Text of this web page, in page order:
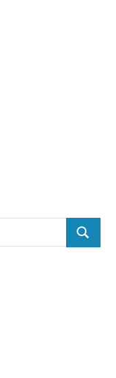
SUCHEN